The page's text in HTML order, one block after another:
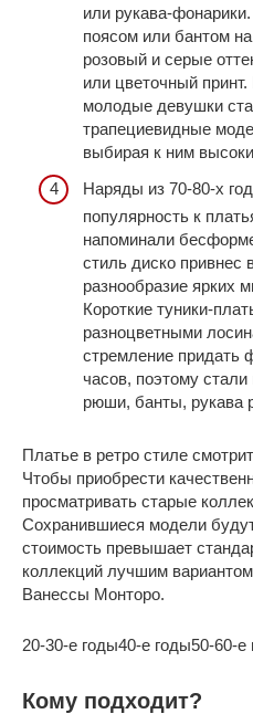
или рукава-
поясом или бантом
розовый и серые
или цветочный
молодые девушки
трапециевидные
выбирая к ним
Наряды из 70-80-х
популярность к
напоминали
стиль диско
разнообразие ярких
Короткие туники-
разноцветными
стремление придать
часов, поэтому
рюши, банты, рукава
Платье в ретро стиле
Чтобы приобрести
просматривать старые
Сохранившиеся модели
стоимость превышает
коллекций лучшим
Ванессы Монторо.
20-30-е годы40-е годы50-60-е
Кому подходит?